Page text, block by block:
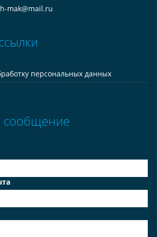
mak@mail.ru
персональных данных
сообщение